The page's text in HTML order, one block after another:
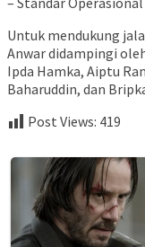
Untuk mendukung
Anwar didampingi
Ipda Hamka, Aiptu
Baharuddin, dan
Post Views: 419